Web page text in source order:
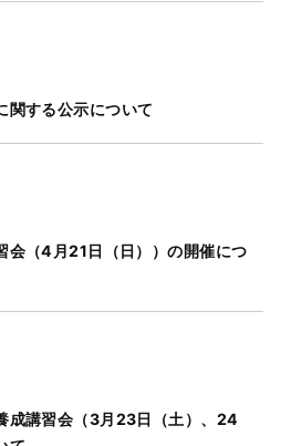
関する公示について
会（4月21日（日））の開催につ
成講習会（3月23日（土）、24